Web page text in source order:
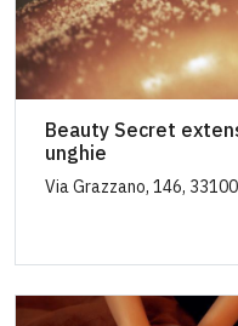
Beauty Secret
unghie
Via Grazzano, 146,